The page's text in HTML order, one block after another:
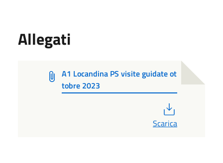
Allegati
A1 Locandina PS visite guidate ot
tobre 2023
Scarica